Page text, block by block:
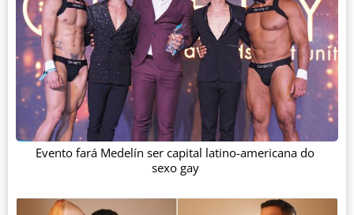
Evento fará Medelín ser capital latino-americana do
sexo gay